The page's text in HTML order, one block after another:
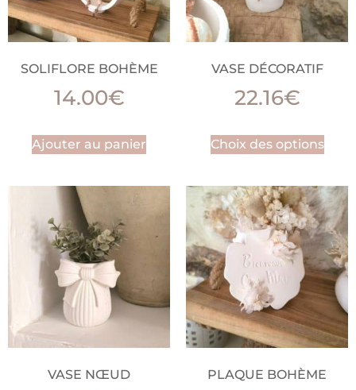
SOLIFLORE BOHÈME
14.00€
Ajouter au panier
VASE DÉCORATIF
22.16€
Choix des options
VASE NŒUD PLAQUE BOHÈME